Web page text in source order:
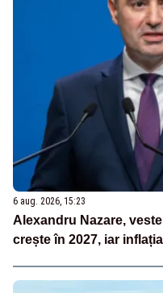
6 aug. 2026, 15:23
Alexandru Nazare,
crește în 2027, iar